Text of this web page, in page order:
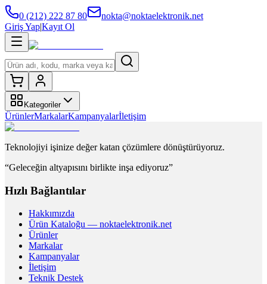
0 (212) 222 87 80
nokta@noktaelektronik.net
Giriş Yap|Kayıt Ol
Kategoriler
ÜrünlerMarkalarKampanyalarİletişim
Teknolojiyi işinize değer katan çözümlere dönüştürüyoruz.
“Geleceğin altyapısını birlikte inşa ediyoruz”
Hızlı Bağlantılar
Hakkımızda
Ürün Kataloğu — noktaelektronik.net
Ürünler
Markalar
Kampanyalar
İletişim
Teknik Destek